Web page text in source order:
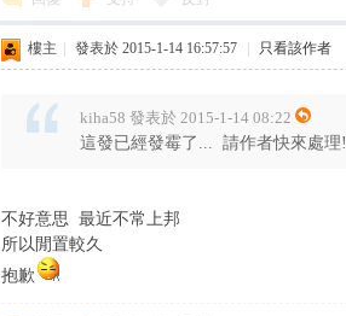
樓主 發表於 2015-1-14 16:57:57 只看該作者
kiha58 發表於 2015-1-14 08:22
這發已經發霉了... 請作者快來處理!
不好意思 最近不常上邦
所以閒置較久
抱歉